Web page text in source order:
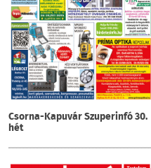
Csorna-Kapuvár Szuperinfó 30.
hét